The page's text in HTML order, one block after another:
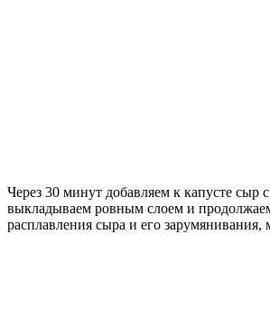
Через 30 минут добавляем к капусте сыр
выкладываем ровным слоем и
расплавления сыра и его зарумянивания,